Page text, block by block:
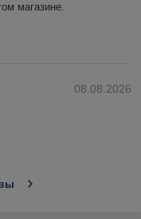
магазине.
08.08.2026